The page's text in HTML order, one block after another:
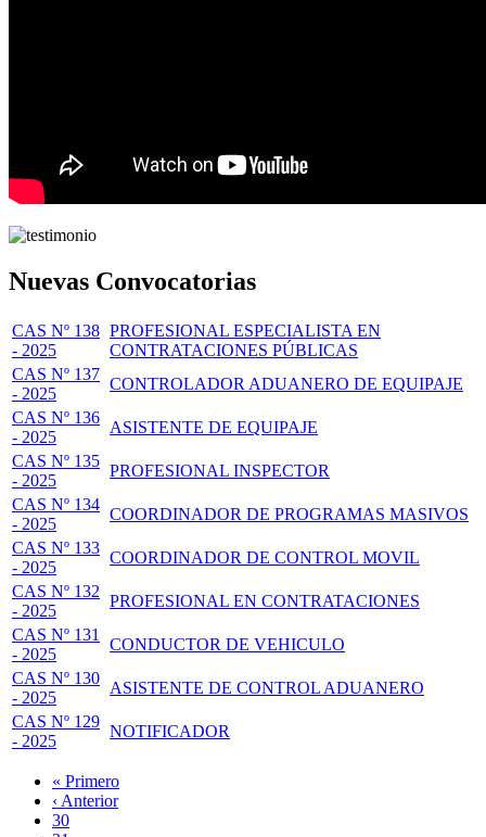
Nuevas Convocatorias
CAS Nº 138
- 2025
PROFESIONAL ESPECIALISTA EN
CONTRATACIONES PÚBLICAS
CAS Nº 137
- 2025
CONTROLADOR ADUANERO DE EQUIPAJE
CAS Nº 136
- 2025
ASISTENTE DE EQUIPAJE
CAS Nº 135
- 2025
PROFESIONAL INSPECTOR
CAS Nº 134
- 2025
COORDINADOR DE PROGRAMAS MASIVOS
CAS Nº 133
- 2025
COORDINADOR DE CONTROL MOVIL
CAS Nº 132
- 2025
PROFESIONAL EN CONTRATACIONES
CAS Nº 131
- 2025
CONDUCTOR DE VEHICULO
CAS Nº 130
- 2025
ASISTENTE DE CONTROL ADUANERO
CAS Nº 129
- 2025
NOTIFICADOR
Paginación
Primera
página
« Primero
Página
anterior
‹ Anterior
Page
30